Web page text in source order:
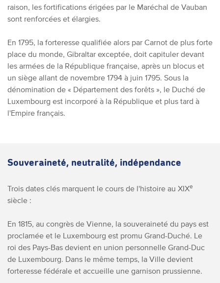
raison, les fortifications érigées par le Maréchal de Vauban
sont renforcées et élargies.
En 1795, la forteresse qualifiée alors par Carnot de plus forte
place du monde, Gibraltar exceptée, doit capituler devant
les armées de la République française, après un blocus et
un siège allant de novembre 1794 à juin 1795. Sous la
dénomination de « Département des forêts », le Duché de
Luxembourg est incorporé à la République et plus tard à
l'Empire français.
Souveraineté, neutralité, indépendance
Trois dates clés marquent le cours de l'histoire au XIXe
siècle :
En 1815, au congrès de Vienne, la souveraineté du pays est
proclamée et le Luxembourg est promu Grand-Duché. Le
roi des Pays-Bas devient en union personnelle Grand-Duc
de Luxembourg. Dans le même temps, la Ville devient
forteresse fédérale et accueille une garnison prussienne.